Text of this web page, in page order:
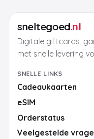
sneltegoed.nl
Digitale giftcards,
met snelle levering
SNELLE LINKS
Cadeaukaarten
eSIM
Orderstatus
Veelgestelde